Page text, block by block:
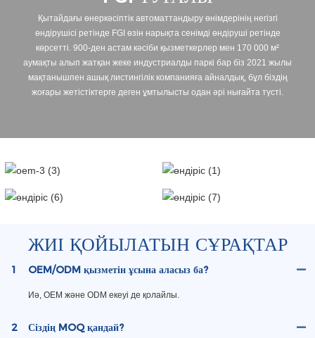
Қытайдағы өнеркәсіптік автоматтандыру өнімдерінің негізгі
өндірушісі ретінде FGI өзін нарықта сенімді өндіруші ретінде
көрсетті. 900-ден астам кәсіби қызметкерлер мен 170 000 м²
аумақты алып жатқан жеке индустриалды паркі бар біз 2021 жылы
мақтанышпен ашық листингілік компанияға айналдық, бұл біздің
жоғары жетістіктерге деген ұмтылысты одан әрі нығайта түсті.
ЖИІ ҚОЙЫЛАТЫН СҰРАҚТАР
1 OEM/ODM қызметін ұсына аласыз ба?
Иә, OEM және ODM екеуі де қолайлы.
2 Сіздің MOQ қандай?